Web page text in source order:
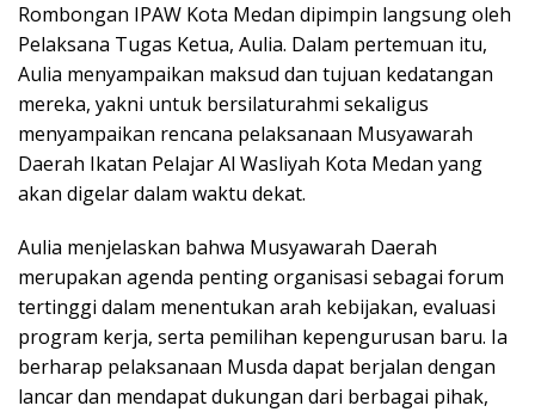
Rombongan IPAW Kota Medan dipimpin langsung oleh
Pelaksana Tugas Ketua, Aulia. Dalam pertemuan itu,
Aulia menyampaikan maksud dan tujuan kedatangan
mereka, yakni untuk bersilaturahmi sekaligus
menyampaikan rencana pelaksanaan Musyawarah
Daerah Ikatan Pelajar Al Wasliyah Kota Medan yang
akan digelar dalam waktu dekat.
Aulia menjelaskan bahwa Musyawarah Daerah
merupakan agenda penting organisasi sebagai forum
tertinggi dalam menentukan arah kebijakan, evaluasi
program kerja, serta pemilihan kepengurusan baru. Ia
berharap pelaksanaan Musda dapat berjalan dengan
lancar dan mendapat dukungan dari berbagai pihak,